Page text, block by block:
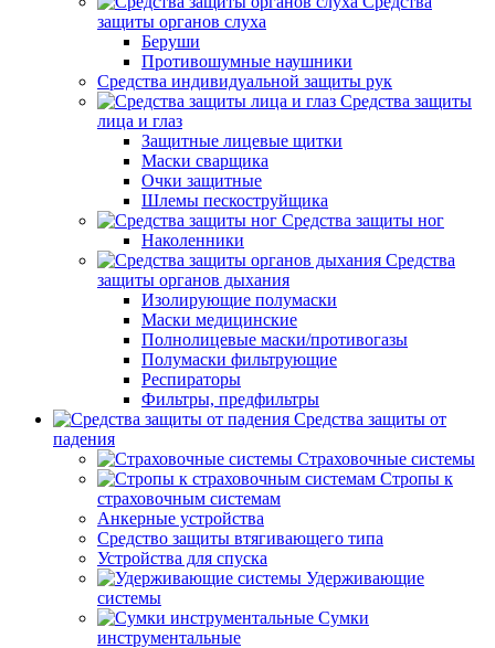
защиты органов слуха
Беруши
Противошумные наушники
Средства индивидуальной защиты рук
Средства защиты
лица и глаз
Защитные лицевые щитки
Маски сварщика
Очки защитные
Шлемы пескоструйщика
Средства защиты ног
Наколенники
Средства
защиты органов дыхания
Изолирующие полумаски
Маски медицинские
Полнолицевые маски/противогазы
Полумаски фильтрующие
Респираторы
Фильтры, предфильтры
Средства защиты от
падения
Страховочные системы
Стропы к
страховочным системам
Анкерные устройства
Средство защиты втягивающего типа
Устройства для спуска
Удерживающие
системы
Сумки
инструментальные